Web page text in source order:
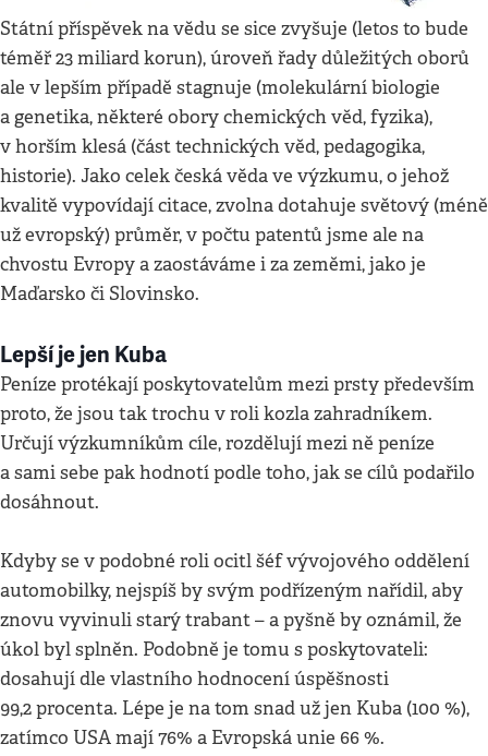
Státní příspěvek na vědu se sice zvyšuje (letos to bude
téměř 23 miliard korun), úroveň řady důležitých oborů
ale v lepším případě stagnuje (molekulární biologie
a genetika, některé obory chemických věd, fyzika),
v horším klesá (část technických věd, pedagogika,
historie). Jako celek česká věda ve výzkumu, o jehož
kvalitě vypovídají citace, zvolna dotahuje světový (méně
už evropský) průměr, v počtu patentů jsme ale na
chvostu Evropy a zaostáváme i za zeměmi, jako je
Maďarsko či Slovinsko.
Lepší je jen Kuba
Peníze protékají poskytovatelům mezi prsty především
proto, že jsou tak trochu v roli kozla zahradníkem.
Určují výzkumníkům cíle, rozdělují mezi ně peníze
a sami sebe pak hodnotí podle toho, jak se cílů podařilo
dosáhnout.
Kdyby se v podobné roli ocitl šéf vývojového oddělení
automobilky, nejspíš by svým podřízeným nařídil, aby
znovu vyvinuli starý trabant – a pyšně by oznámil, že
úkol byl splněn. Podobně je tomu s poskytovateli:
dosahují dle vlastního hodnocení úspěšnosti
99,2 procenta. Lépe je na tom snad už jen Kuba (100 %),
zatímco USA mají 76% a Evropská unie 66 %.